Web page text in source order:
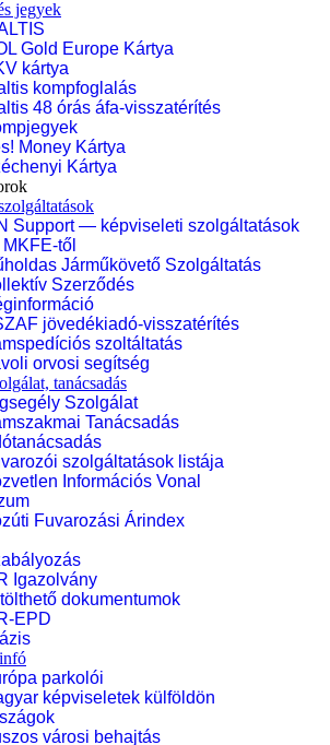
jegyek
Gold Europe Kártya
kártya
kompfoglalás
48 órás áfa-visszatérítés
Money Kártya
Kártya
Support — képviseleti szolgáltatások
től
Járműkövető Szolgáltatás
Szerződés
jövedékiadó-visszatérítés
szoltáltatás
orvosi segítség
tanácsadás
Szolgálat
Tanácsadás
szolgáltatások listája
Információs Vonal
Fuvarozási Árindex
Igazolvány
dokumentumok
EPD
parkolói
képviseletek külföldön
városi behajtás